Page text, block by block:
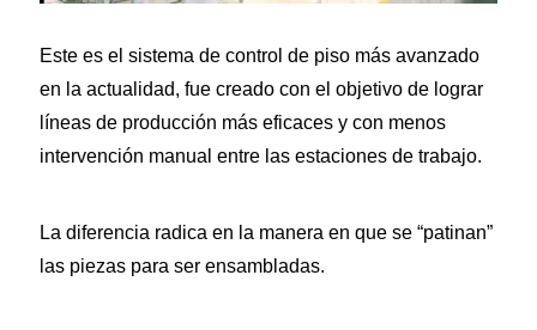
Este es el sistema de control de piso más avanzado
en la actualidad, fue creado con el objetivo de lograr
líneas de producción más eficaces y con menos
intervención manual entre las estaciones de trabajo.
La diferencia radica en la manera en que se “patinan”
las piezas para ser ensambladas.